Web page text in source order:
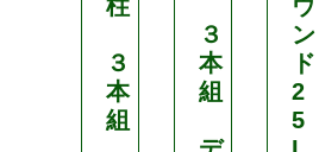
柱
３
本
組
３
本
組
ウ
ン
ド
2
5